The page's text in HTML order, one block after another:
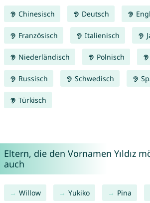
Chinesisch Deutsch
Französisch Italienisch
Niederländisch Polnisch
Russisch Schwedisch
Türkisch
Eltern, die den Vornamen Yıldız
auch
Willow Yukiko Pina